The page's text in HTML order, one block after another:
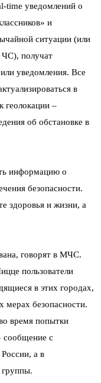
time уведомлений о
и
ситуации (или
ЧС), получат
уведомления. Все
в
геолокации –
об обстановке в
информацию о
безопасности.
здоровья и жизни, а
говорят в МЧС.
пользователи
в этих городах,
мерах безопасности.
время попытки
сообщение с
России, а в